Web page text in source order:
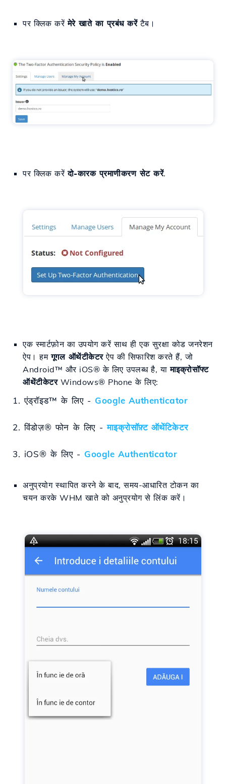
पर क्लिक करेंमेरे खाते का प्रबंध करेंटैब।
पर क्लिक करेंदो-कारक प्रमाणीकरण सेट करें.
एक स्मार्टफ़ोन का उपयोग करें साथ ही एक सुरक्षा कोड जनरेशन
ऐप। हमगूगल ऑथेंटीकेटरऐप की सिफारिश करते हैं, जो
Android™ और iOS® के लिए उपलब्ध है, यामाइक्रोसॉफ्ट
ऑथेंटीकेटरWindows® Phone के लिए:
1. एंड्रॉइड™ के लिए - Google Authenticator
2. विंडोज़® फोन के लिए -माइक्रोसॉफ़्ट ऑथेंटिकेटर
3. iOS® के लिए - Google Authenticator
अनुप्रयोग स्थापित करने के बाद, समय-आधारित टोकन का
चयन करके WHM खाते को अनुप्रयोग से लिंक करें।